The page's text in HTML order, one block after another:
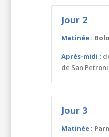
Jour 2
Matinée :
Après-midi :
de San
Jour 3
Matinée :